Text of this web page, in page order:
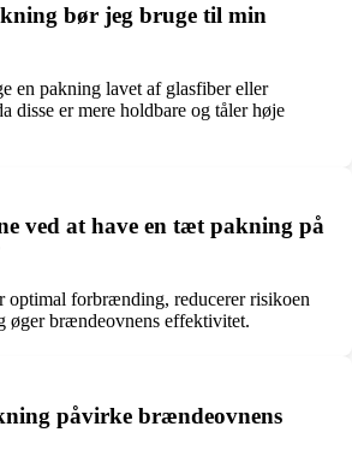
bør jeg bruge til min
en pakning lavet af glasfiber eller
disse er mere holdbare og tåler høje
ved at have en tæt pakning på
optimal forbrænding, reducerer risikoen
øger brændeovnens effektivitet.
påvirke brændeovnens